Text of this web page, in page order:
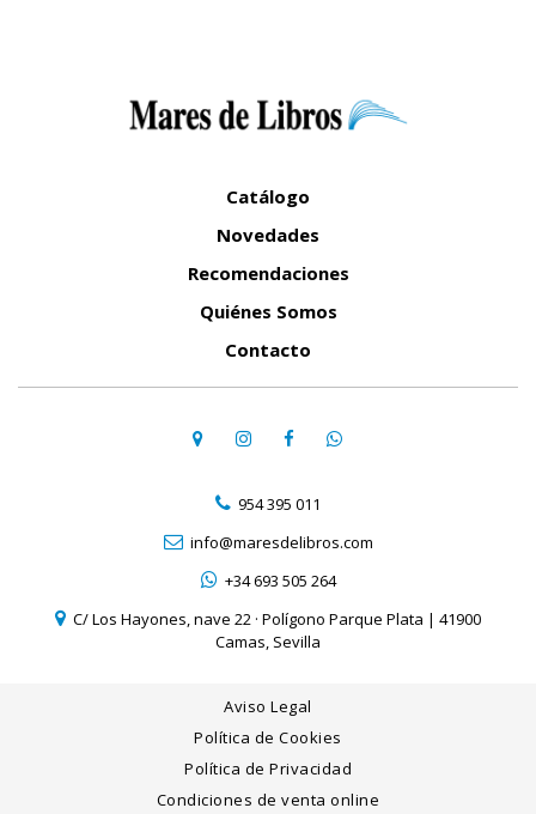
Catálogo
Novedades
Recomendaciones
Quiénes Somos
Contacto
954 395 011
info@maresdelibros.com
+34 693 505 264
C/ Los Hayones, nave 22 · Polígono Parque Plata | 41900
Camas, Sevilla
Aviso Legal
Política de Cookies
Política de Privacidad
Condiciones de venta online